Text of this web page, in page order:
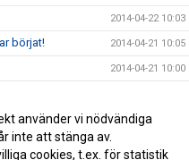
2014-04-22 10:03
börjat! 2014-04-21 10:05
2014-04-21 10:00
2014-04-21 09:59
2014-04-21 09:12
använder vi nödvändiga
inte att stänga av.
cookies, t.ex. för statistik